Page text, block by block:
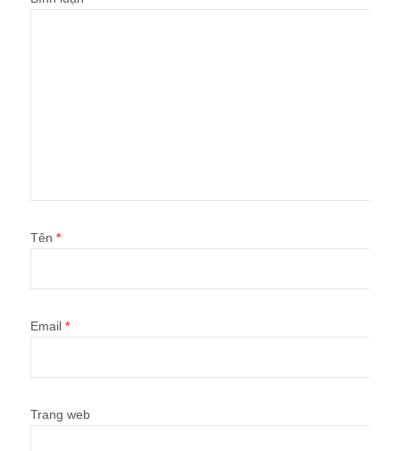
Tên *
Email *
Trang web